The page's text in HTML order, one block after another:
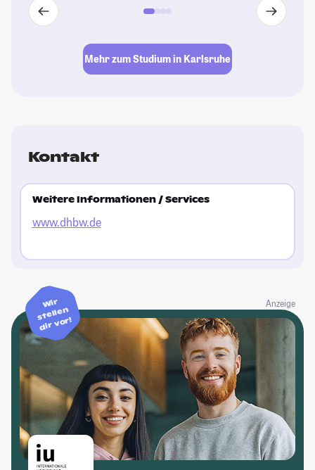
Mehr zum Studium in Karlsruhe
Kontakt
Weitere Informationen / Services
www.dhbw.de
Anzeige
Wir
stellen
dir vor!